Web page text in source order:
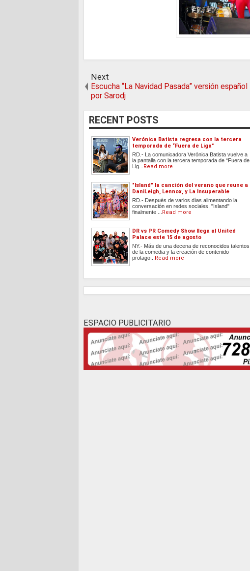
Next
Escucha “La Navidad Pasada” versión español
por Sarodj
RECENT POSTS
Verónica Batista regresa con la tercera
temporada de “Fuera de Liga”
RD.- La comunicadora Verónica Batista vuelve a
la pantalla con la tercera temporada de “Fuera de
Lig...
Read more
"Island" la canción del verano que reune a
DaniLeigh, Lennox, y La Insuperable
RD.- Después de varios días alimentando la
conversación en redes sociales, "Island"
finalmente ...
Read more
DR vs PR Comedy Show llega al United
Palace este 15 de agosto
NY.- Más de una decena de reconocidos talentos
de la comedia y la creación de contenido
protago...
Read more
ESPACIO PUBLICITARIO